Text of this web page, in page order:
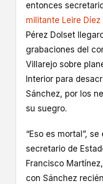
entonces
militante Leire Díez
Pérez Dolset
grabaciones del
Villarejo sobre
Interior para
Sánchez, por los
su suegro.
“Eso es mortal”,
secretario de
Francisco
con Sánchez